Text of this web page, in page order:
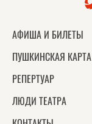
АФИША И БИЛЕТЫ
ПУШКИНСКАЯ КАРТА
РЕПЕРТУАР
ЛЮДИ ТЕАТРА